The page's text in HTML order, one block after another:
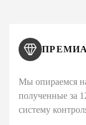
Мы опираемся
полученные за
систему